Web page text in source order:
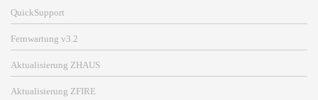
QuickSupport
Fernwartung v3.2
Aktualisierung ZHAUS
Aktualisierung ZFIRE